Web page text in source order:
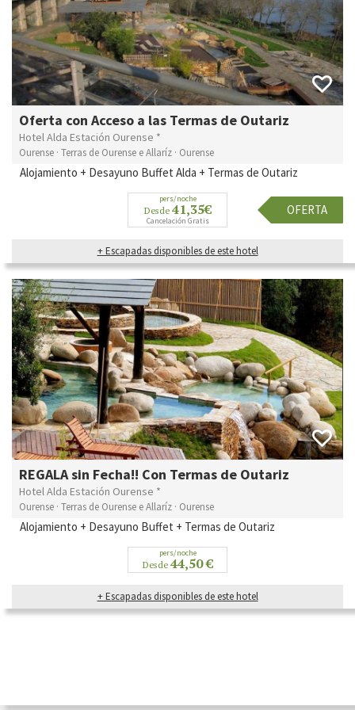
Oferta con Acceso a las Termas de Outariz
Hotel Alda Estación Ourense *
Ourense · Terras de Ourense e Allaríz · Ourense
Alojamiento + Desayuno Buffet Alda + Termas de Outariz
pers/noche
Desde 41,35€
Cancelación Gratis
OFERTA
+ Escapadas disponibles de este hotel
REGALA sin Fecha!! Con Termas de Outariz
Hotel Alda Estación Ourense *
Ourense · Terras de Ourense e Allaríz · Ourense
Alojamiento + Desayuno Buffet + Termas de Outariz
pers/noche
Desde 44,50 €
+ Escapadas disponibles de este hotel